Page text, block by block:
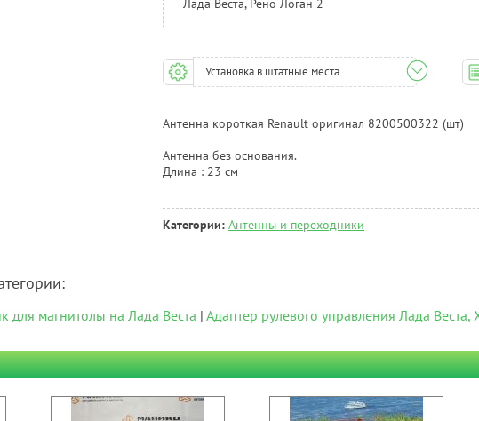
Лада Веста, Рено Логан 2
Установка в штатные места
Антенна короткая Renault оригинал 8200500322 (шт)
Антенна без основания.
Длина : 23 см
Категории: Антенны и переходники
для магнитолы на Лада Веста | Адаптер рулевого управления Лада Веста,